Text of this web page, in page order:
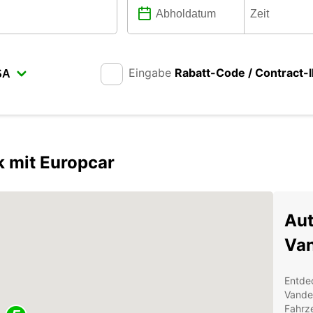
Eingabe Rabatt-Code / Contract-
mit Europcar